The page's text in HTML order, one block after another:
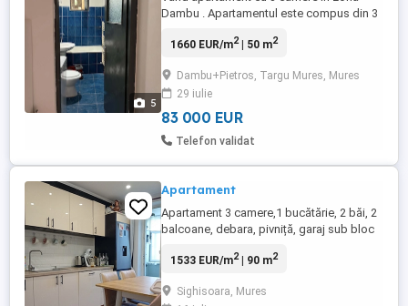
5
Dambu . Apartamentul este compus din 3
află la etajul 2 4. Necesită ușoare renovări .
agenții. Nr de telefon nr
1660 EUR/m2| 50 m2
Dambu+Pietros, Targu Mures, Mures
29 iulie
83 000 EUR
Telefon validat
Apartament
Apartament 3 camere,1 bucătărie, 2 băi, 2
balcoane, debara, pivniță, garaj sub bloc
află pe strada Andrei Șaguna la faleză și
Sighișoarei. Spitalul,gara, piața, școli,
1533 EUR/m2| 90 m2
Sighisoara, Mures